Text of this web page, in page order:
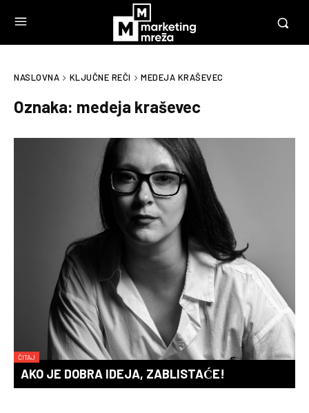
NASLOVNA KLJUČNE REČI MEDEJA KRAŠEVEC
Oznaka: medeja kraševec
ČITAJ
AKO JE DOBRA IDEJA, ZABLISTAĆE!